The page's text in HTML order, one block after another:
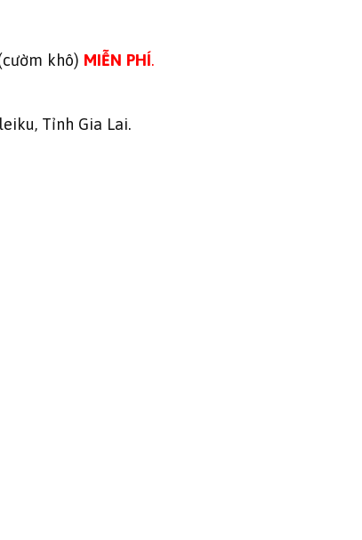
khô) MIỄN PHÍ.
Tỉnh Gia Lai.